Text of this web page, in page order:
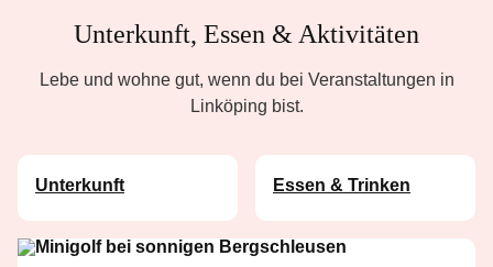
Unterkunft, Essen & Aktivitäten
Lebe und wohne gut, wenn du bei Veranstaltungen in
Linköping bist.
Unterkunft Essen & Trinken